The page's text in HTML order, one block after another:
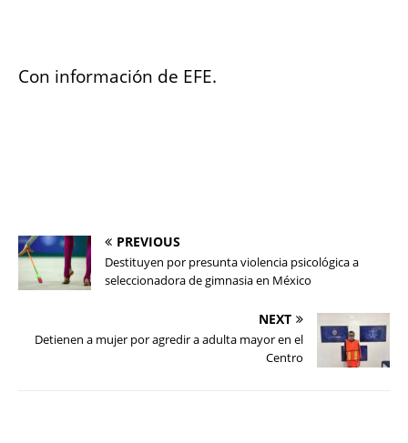
Con información de EFE.
PREVIOUS
Destituyen por presunta violencia psicológica a
seleccionadora de gimnasia en México
NEXT
Detienen a mujer por agredir a adulta mayor en el
Centro